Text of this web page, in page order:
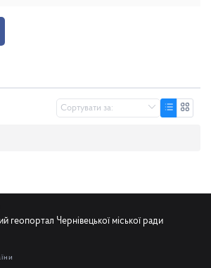
геопортал Чернівецької міської ради